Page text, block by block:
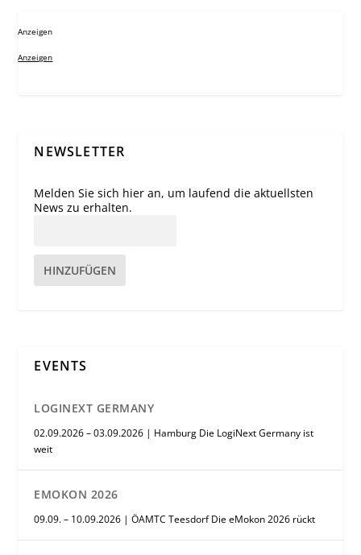
Anzeigen
Anzeigen
NEWSLETTER
Melden Sie sich hier an, um laufend die aktuellsten
News zu erhalten.
HINZUFÜGEN
EVENTS
LOGINEXT GERMANY
02.09.2026 – 03.09.2026 | Hamburg Die LogiNext Germany ist
weit
EMOKON 2026
09.09. – 10.09.2026 | ÖAMTC Teesdorf Die eMokon 2026 rückt